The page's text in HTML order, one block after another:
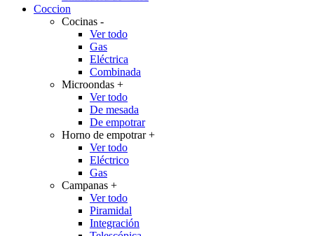
Coccion
Cocinas -
Ver todo
Gas
Eléctrica
Combinada
Microondas +
Ver todo
De mesada
De empotrar
Horno de empotrar+
Ver todo
Eléctrico
Gas
Campanas +
Ver todo
Piramidal
Integración